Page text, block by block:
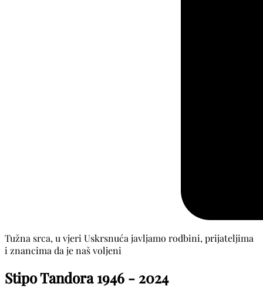
Tužna srca, u vjeri Uskrsnuća javljamo rodbini, prijateljima
i znancima da je naš voljeni
Stipo Tandora1946 - 2024